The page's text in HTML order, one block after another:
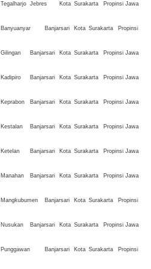
Tegalharjo Jebres Kota Surakarta
Propinsi Jawa
Banyuanyar Banjarsari Kota Surakarta
Propinsi
Gilingan Banjarsari Kota Surakarta
Propinsi Jawa
Kadipiro Banjarsari Kota Surakarta
Propinsi Jawa
Keprabon Banjarsari Kota Surakarta
Propinsi Jawa
Kestalan Banjarsari Kota Surakarta
Propinsi Jawa
Ketelan Banjarsari Kota Surakarta
Propinsi Jawa
Manahan Banjarsari Kota Surakarta
Propinsi Jawa
Mangkubumen Banjarsari Kota Surakarta
Propinsi
Nusukan Banjarsari Kota Surakarta
Propinsi Jawa
Punggawan Banjarsari Kota Surakarta
Propinsi